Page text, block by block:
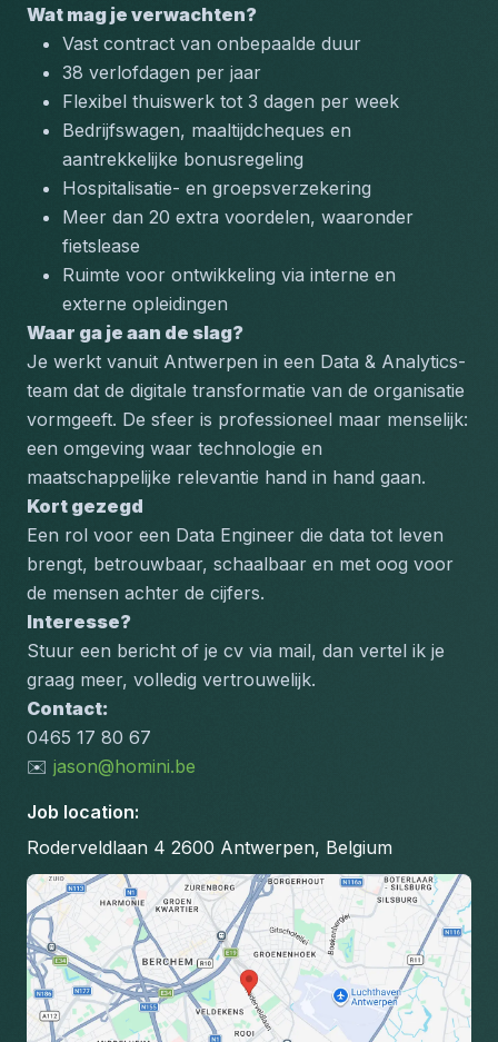
Wat mag je verwachten?
Vast contract van onbepaalde duur
38 verlofdagen per jaar
Flexibel thuiswerk tot 3 dagen per week
Bedrijfswagen, maaltijdcheques en
aantrekkelijke bonusregeling
Hospitalisatie- en groepsverzekering
Meer dan 20 extra voordelen, waaronder
fietslease
Ruimte voor ontwikkeling via interne en
externe opleidingen
Waar ga je aan de slag?
Je werkt vanuit Antwerpen in een Data & Analytics-
team dat de digitale transformatie van de organisatie
vormgeeft. De sfeer is professioneel maar menselijk:
een omgeving waar technologie en
maatschappelijke relevantie hand in hand gaan.
Kort gezegd
Een rol voor een Data Engineer die data tot leven
brengt, betrouwbaar, schaalbaar en met oog voor
de mensen achter de cijfers.
Interesse?
Stuur een bericht of je cv via mail, dan vertel ik je
graag meer, volledig vertrouwelijk.
Contact:
0465 17 80 67
✉️ jason@homini.be
Job location:
Roderveldlaan 4 2600 Antwerpen, Belgium